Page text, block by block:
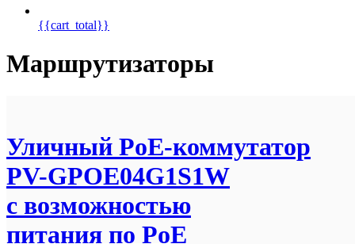
{{cart_total}}
Маршрутизаторы
Уличный PoE-коммутатор
PV-GPOE04G1S1W
с возможностью
питания по PoE